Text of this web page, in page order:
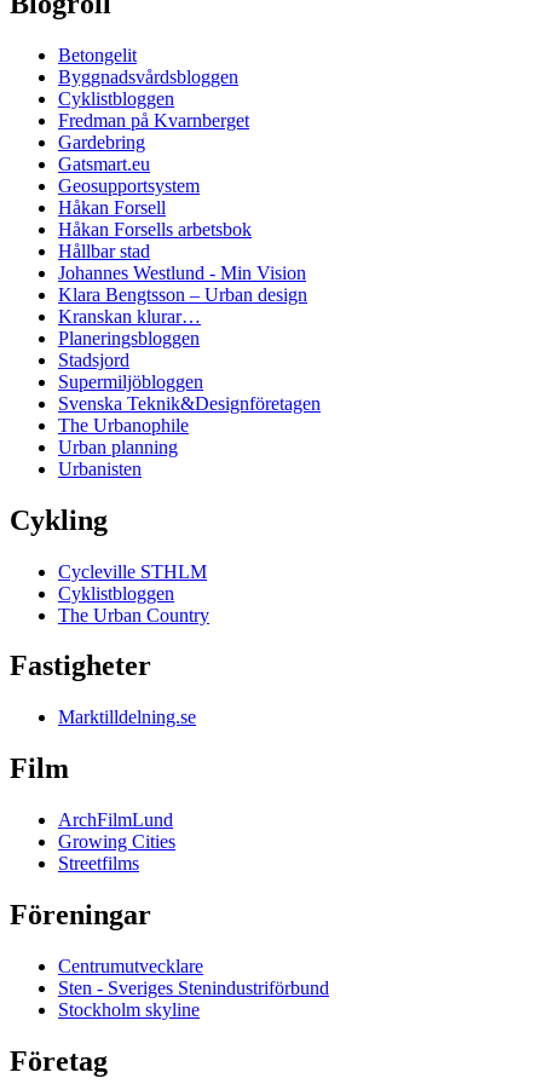
Betongelit
Byggnadsvårdsbloggen
Cyklistbloggen
Fredman på Kvarnberget
Gardebring
Gatsmart.eu
Geosupportsystem
Håkan Forsell
Håkan Forsells arbetsbok
Hållbar stad
Johannes Westlund - Min Vision
Klara Bengtsson – Urban design
Kranskan klurar…
Planeringsbloggen
Stadsjord
Supermiljöbloggen
Svenska Teknik&Designföretagen
The Urbanophile
Urban planning
Urbanisten
Cykling
Cycleville STHLM
Cyklistbloggen
The Urban Country
Fastigheter
Marktilldelning.se
Film
ArchFilmLund
Growing Cities
Streetfilms
Föreningar
Centrumutvecklare
Sten - Sveriges Stenindustriförbund
Stockholm skyline
Företag